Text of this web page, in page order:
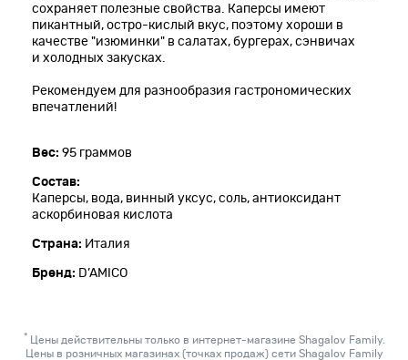
сохраняет полезные свойства. Каперсы имеют
пикантный, остро-кислый вкус, поэтому хороши в
качестве "изюминки" в салатах, бургерах, сэнвичах
и холодных закусках.
Рекомендуем для разнообразия гастрономических
впечатлений!
Вес: 95 граммов
Состав:
Каперсы, вода, винный уксус, соль, антиоксидант
аскорбиновая кислота
Страна: Италия
Бренд: D’AMICO
* Цены действительны только в интернет-магазине Shagalov Family.
Цены в розничных магазинах (точках продаж) сети Shagalov Family